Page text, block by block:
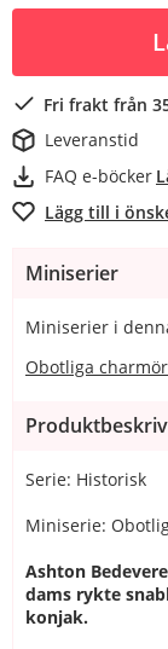
Fri frakt från
Leveranstid
FAQ e-böcker
Lägg till i
Miniserier
Miniserier i
Obotliga
Serie: Historisk
Miniserie:
Ashton
dams rykte
konjak.